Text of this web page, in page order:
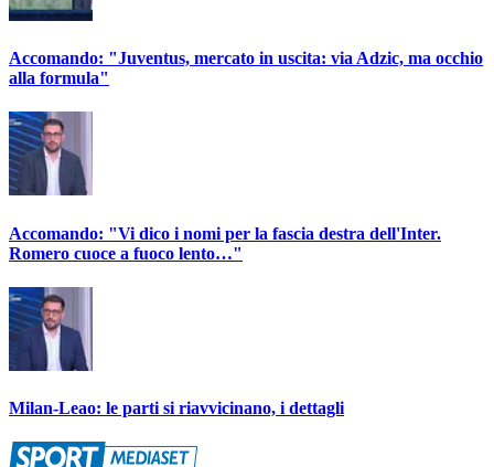
Accomando: "Juventus, mercato in uscita: via Adzic, ma occhio
alla formula"
Accomando: "Vi dico i nomi per la fascia destra dell'Inter.
Romero cuoce a fuoco lento…"
Milan-Leao: le parti si riavvicinano, i dettagli